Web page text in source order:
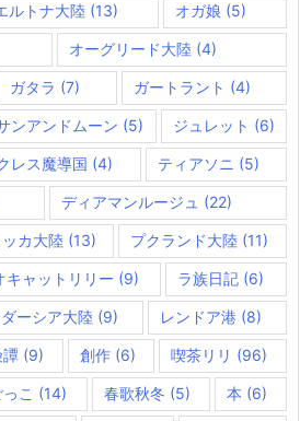
ルトナ大陸 (13) オガ娘 (5)
オーグリード大陸 (4)
ガタラ (7) ガートラント (4)
ンアンドムーン (5) ジュレット (6)
レス魔導国 (4) ティアソニ (5)
ディアマンルージュ (22)
ッカ大陸(13) プクランド大陸 (11)
キャットリリー (9) ラ族日記 (6)
ーシア大陸 (9) レンドア港 (8)
譚(9) 創作(6) 喫茶リリ (96)
こ (14) 春歌秋冬 (5) 本 (6)